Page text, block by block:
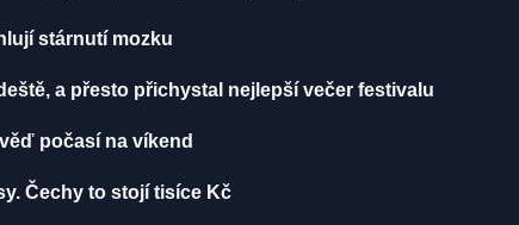
stárnutí mozku
a přesto přichystal nejlepší večer festivalu
počasí na víkend
Čechy to stojí tisíce Kč